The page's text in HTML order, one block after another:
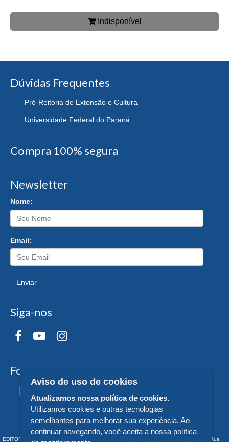
Indisponível
Dúvidas Frequentes
Pró-Reitoria de Extensão e Cultura
Universidade Federal do Paraná
Compra 100% segura
Newsletter
Nome:
Email:
Enviar
Siga-nos
Formas de Pagamento
EDITORA DA UNIVERSIDADE FEDERAL DO PARANÁ - CNPJ n° 75.095.679/0011-10 - Rua
Aviso de uso de cookies
Atualizamos nossa política de cookies.
Utilizamos cookies e outras tecnologias
semelhantes para melhorar sua experiência. Ao
continuar navegando, você aceita a nossa política